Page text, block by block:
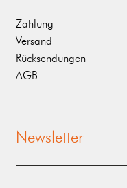
Zahlung
Versand
Rücksendungen
AGB
Newsletter